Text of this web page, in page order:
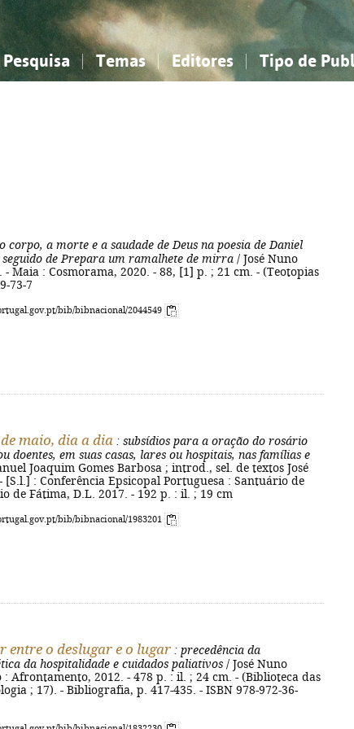
Pesquisa Temas Editores Tipo de
corpo, a morte e a saudade de Deus na poesia de Daniel
seguido de Prepara um ramalhete de mirra / José Nuno
- Maia : Cosmorama, 2020. - 88, [1] p. ; 21 cm. - (Teotopias
73-7
bib/bibnacional/2044549
maio, dia a dia : subsídios para a oração do rosário
doentes, em suas casas, lares ou hospitais, nas famílias e
Joaquim Gomes Barbosa ; introd., sel. de textos José
: Conferência Epsicopal Portuguesa : Santuário de
de Fátima, D.L. 2017. - 192 p. : il. ; 19 cm
bib/bibnacional/1983201
entre o deslugar e o lugar : precedência da
da hospitalidade e cuidados paliativos / José Nuno
Afrontamento, 2012. - 478 p. : il. ; 24 cm. - (Biblioteca das
; 17). - Bibliografia, p. 417-435. - ISBN 978-972-36-